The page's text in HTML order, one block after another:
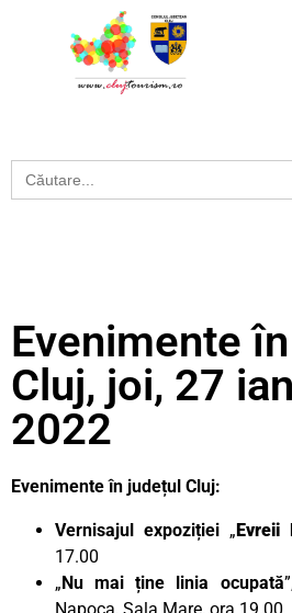
Search
for:
Evenimente
Cluj, joi, 27
2022
Evenimente în județul Cluj:
Vernisajul expoziției „Evreii
17.00
„Nu mai ține linia ocupată
Napoca, Sala Mare, ora 19.00